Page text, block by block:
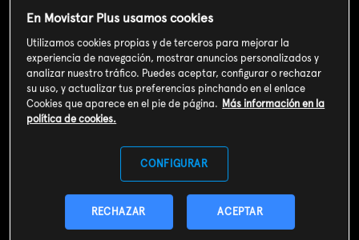
Valoración de usuarios
3
SOY CLIENTE
En Movistar Plus usamos cookies
Utilizamos cookies propias y de terceros para mejorar la
experiencia de navegación, mostrar anuncios personalizados y
analizar nuestro tráfico. Puedes aceptar, configurar o rechazar
su uso, y actualizar tus preferencias pinchando en el enlace
Cookies que aparece en el pie de página. Más información en la
política de cookies.
CONFIGURAR
RECHAZAR ACEPTAR